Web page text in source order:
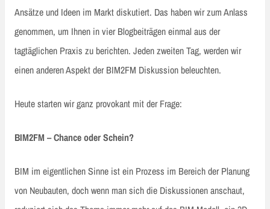
Ansätze und Ideen im Markt diskutiert. Das haben wir zum Anlass
genommen, um Ihnen in vier Blogbeiträgen einmal aus der
tagtäglichen Praxis zu berichten. Jeden zweiten Tag, werden wir
einen anderen Aspekt der BIM2FM Diskussion beleuchten.
Heute starten wir ganz provokant mit der Frage:
BIM2FM – Chance oder Schein?
BIM im eigentlichen Sinne ist ein Prozess im Bereich der Planung
von Neubauten, doch wenn man sich die Diskussionen anschaut,